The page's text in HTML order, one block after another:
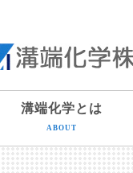
溝端化学とは
ABOUT